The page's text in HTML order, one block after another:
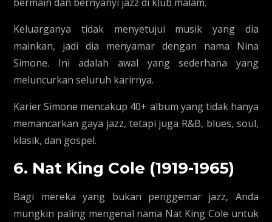
Keluarganya tidak menyetujui musik yang dia
mainkan, jadi dia menyamar dengan nama Nina
Simone. Ini adalah awal yang sederhana yang
meluncurkan seluruh karirnya.
Karier Simone mencakup 40+ album yang tidak hanya
memancarkan gaya jazz, tetapi juga R&B, blues, soul,
klasik, dan gospel.
6. Nat King Cole (1919-1965)
Bagi mereka yang bukan penggemar jazz, Anda
mungkin paling mengenal nama Nat King Cole untuk